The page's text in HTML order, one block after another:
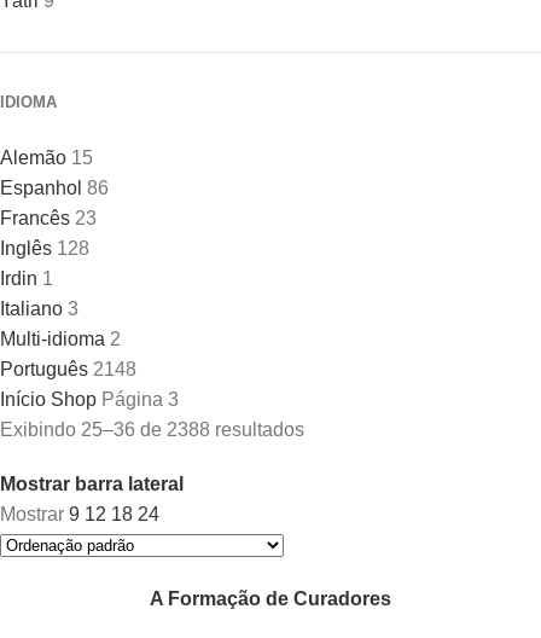
IDIOMA
Alemão 15
Espanhol 86
Francês 23
Inglês 128
Irdin 1
Italiano 3
Multi-idioma 2
Português 2148
Início Shop Página 3
Exibindo 25–36 de 2388 resultados
Mostrar barra lateral
Mostrar 9 12 18 24
A Formação de Curadores